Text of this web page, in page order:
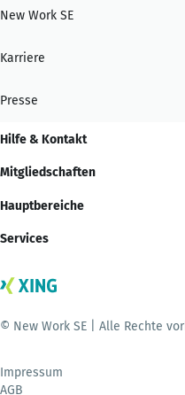
New Work SE
Karriere
Presse
Hilfe & Kontakt
Mitgliedschaften
Hauptbereiche
Services
© New Work SE | Alle Rechte
Impressum
AGB